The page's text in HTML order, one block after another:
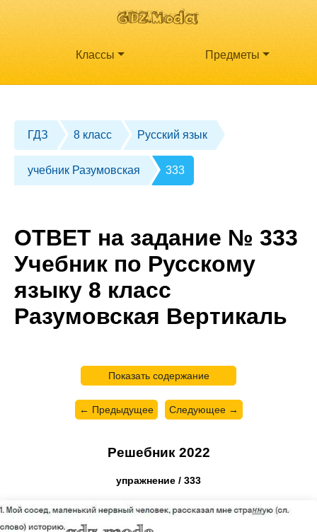
Классы Предметы
ГДЗ 8 класс Русский язык
учебник Разумовская 333
ОТВЕТ на задание № 333
Учебник по Русскому
языку 8 класс
Разумовская Вертикаль
Показать содержание
← Предыдущее Следующее →
Решебник 2022
упражнение / 333